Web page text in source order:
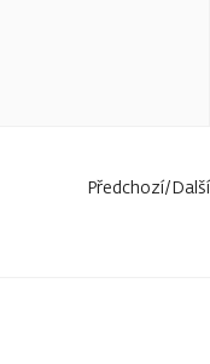
Předchozí/Další